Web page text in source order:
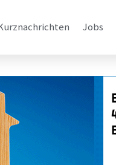
Jobs